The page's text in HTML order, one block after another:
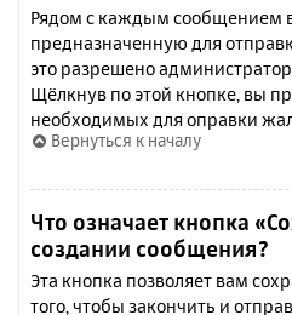
Рядом с каждым сообщением
предназначенную для
это разрешено
Щёлкнув по этой кнопке, вы
необходимых для оправки
Вернуться к началу
Что означает кнопка
создании сообщения?
Эта кнопка позволяет вам
того, чтобы закончить и